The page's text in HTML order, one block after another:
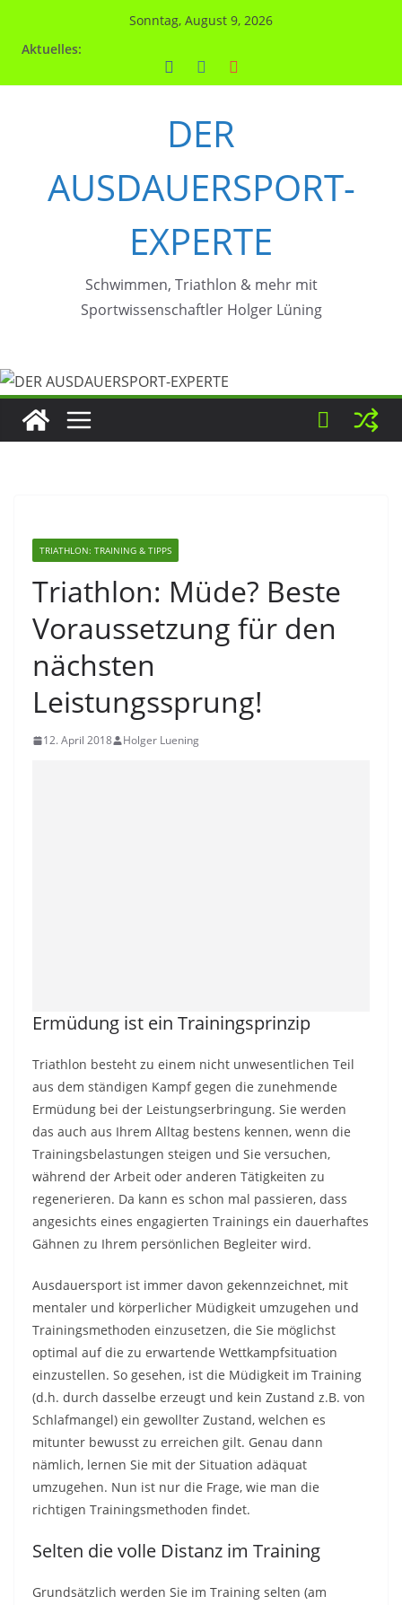
Sonntag, August 9, 2026
Aktuelles:
DER
AUSDAUERSPORT-
EXPERTE
Schwimmen, Triathlon & mehr mit
Sportwissenschaftler Holger Lüning
TRIATHLON: TRAINING & TIPPS
Triathlon: Müde? Beste
Voraussetzung für den
nächsten
Leistungssprung!
12. April 2018 Holger Luening
Ermüdung ist ein Trainingsprinzip
Triathlon besteht zu einem nicht unwesentlichen Teil
aus dem ständigen Kampf gegen die zunehmende
Ermüdung bei der Leistungserbringung. Sie werden
das auch aus Ihrem Alltag bestens kennen, wenn die
Trainingsbelastungen steigen und Sie versuchen,
während der Arbeit oder anderen Tätigkeiten zu
regenerieren. Da kann es schon mal passieren, dass
angesichts eines engagierten Trainings ein dauerhaftes
Gähnen zu Ihrem persönlichen Begleiter wird.
Ausdauersport ist immer davon gekennzeichnet, mit
mentaler und körperlicher Müdigkeit umzugehen und
Trainingsmethoden einzusetzen, die Sie möglichst
optimal auf die zu erwartende Wettkampfsituation
einzustellen. So gesehen, ist die Müdigkeit im Training
(d.h. durch dasselbe erzeugt und kein Zustand z.B. von
Schlafmangel) ein gewollter Zustand, welchen es
mitunter bewusst zu erreichen gilt. Genau dann
nämlich, lernen Sie mit der Situation adäquat
umzugehen. Nun ist nur die Frage, wie man die
richtigen Trainingsmethoden findet.
Selten die volle Distanz im Training
Grundsätzlich werden Sie im Training selten (am